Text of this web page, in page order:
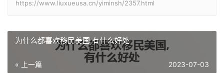
https://www.liuxueusa.cn/yiminsh/2357.html
为什么都喜欢移民美国,有什么好处
« 上一篇 2023-07-03